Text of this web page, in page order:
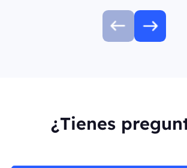
¿Tienes